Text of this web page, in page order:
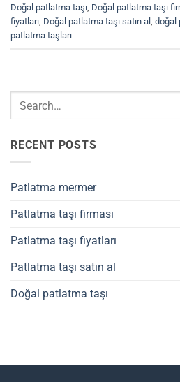
Doğal patlatma taşı, Doğal patlatma taşı
fiyatları, Doğal patlatma taşı satın al , doğal
patlatma taşları
RECENT POSTS
Patlatma mermer
Patlatma taşı firması
Patlatma taşı fiyatları
Patlatma taşı satın al
Doğal patlatma taşı